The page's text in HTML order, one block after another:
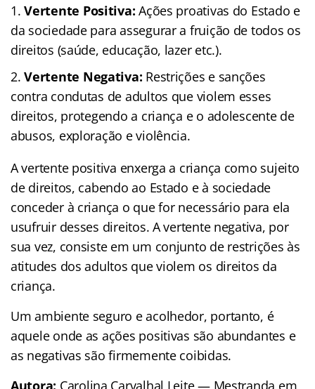
Vertente Positiva: Ações proativas do Estado e
da sociedade para assegurar a fruição de todos os
direitos (saúde, educação, lazer etc.).
Vertente Negativa: Restrições e sanções
contra condutas de adultos que violem esses
direitos, protegendo a criança e o adolescente de
abusos, exploração e violência.
A vertente positiva enxerga a criança como sujeito
de direitos, cabendo ao Estado e à sociedade
conceder à criança o que for necessário para ela
usufruir desses direitos. A vertente negativa, por
sua vez, consiste em um conjunto de restrições às
atitudes dos adultos que violem os direitos da
criança.
Um ambiente seguro e acolhedor, portanto, é
aquele onde as ações positivas são abundantes e
as negativas são firmemente coibidas.
Autora: Carolina Carvalhal Leite — Mestranda em